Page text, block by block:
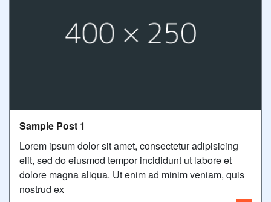
Sample Post 1
Lorem ipsum dolor sit amet, consectetur adipisicing
elit, sed do eiusmod tempor incididunt ut labore et
dolore magna aliqua. Ut enim ad minim veniam, quis
nostrud ex